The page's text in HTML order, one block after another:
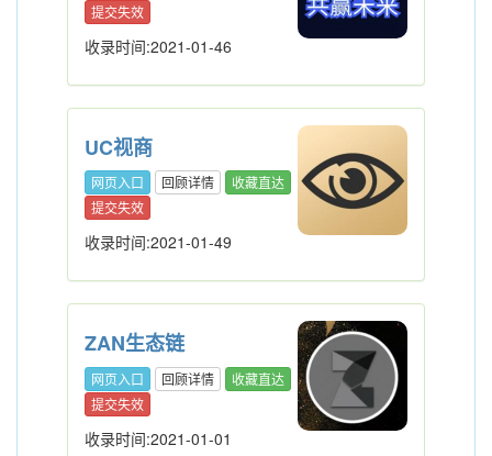
提交失效
收录时间:2021-01-46
UC视商
网页入口 回顾详情
收藏直达
提交失效
收录时间:2021-01-49
ZAN生态链
网页入口 回顾详情
收藏直达
提交失效
收录时间:2021-01-01